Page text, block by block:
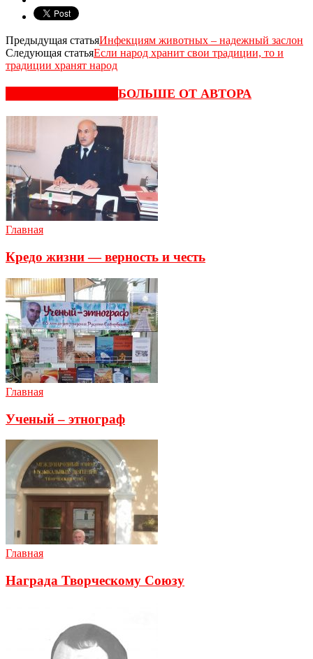
Предыдущая статьяИнфекциям животных – надежный заслон
Следующая статьяЕсли народ хранит свои традиции, то и
традиции хранят народ
БОЛЬШЕ ОТ АВТОРА
Главная
Кредо жизни — верность и честь
Главная
Ученый – этнограф
Главная
Награда Творческому Союзу